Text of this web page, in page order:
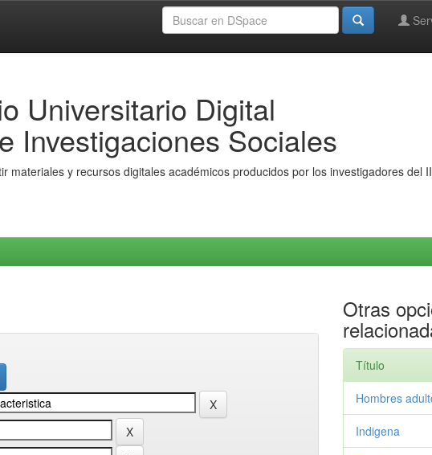
Universitario Digital
Investigaciones Sociales
materiales y recursos digitales académicos producidos por los investigadores del
Otras
Título
Hombres
Indigena